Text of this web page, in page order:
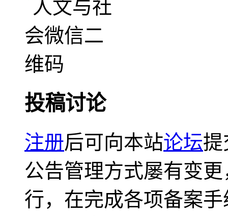
投稿讨论
注册后可向本站论坛提
公告管理方式屡有变
行，在完成各项备案